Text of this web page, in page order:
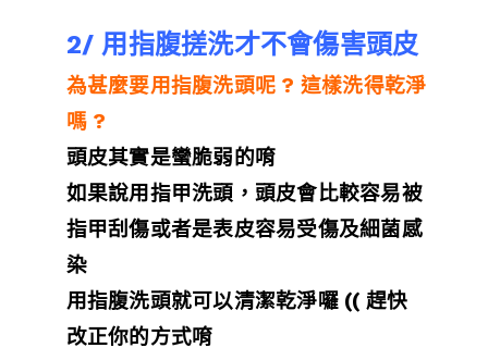
2/ 用指腹搓洗才不會傷害頭皮
為甚麼要用指腹洗頭呢 ? 這樣洗得乾淨
嗎 ?
頭皮其實是蠻脆弱的唷
如果說用指甲洗頭，頭皮會比較容易被
指甲刮傷或者是表皮容易受傷及細菌感
染
用指腹洗頭就可以清潔乾淨囉 (( 趕快
改正你的方式唷